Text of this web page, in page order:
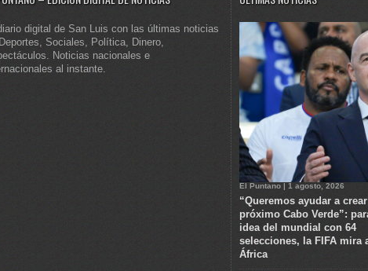
digital de San Luis con las últimas noticias
Sociales, Política, Dinero,
Noticias nacionales e
al instante.
El Puntano | 1 agosto, 2026
“Queremos ayudar a crear
próximo Cabo Verde”:
idea del mundial con 64
selecciones, la FIFA mira
África